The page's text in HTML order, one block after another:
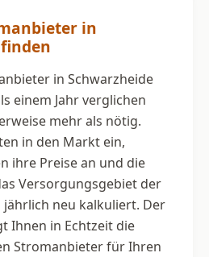
in
in Schwarzheide
einem Jahr verglichen
mehr als nötig.
in den Markt ein,
ihre Preise an und die
Versorgungsgebiet der
jährlich neu kalkuliert. Der
Ihnen in Echtzeit die
Stromanbieter für Ihren